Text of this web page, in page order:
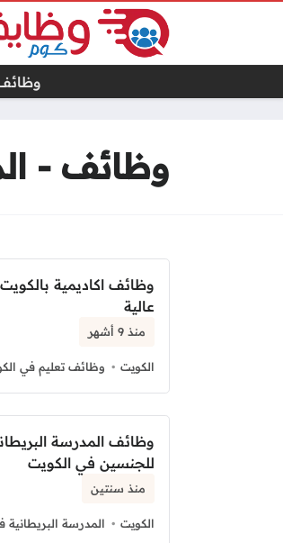
وظائف -
وظائف اكاديمية
عالية
منذ 9 أشهر
الكويت وظائف تعليم في
وظائف المدرسة
للجنسين في الكويت
منذ سنتين
الكويت المدرسة البريطانية